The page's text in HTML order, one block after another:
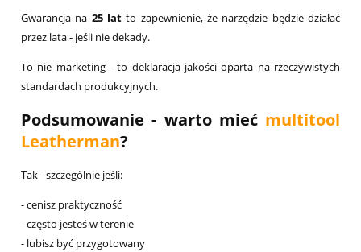
Gwarancja na 25 lat to zapewnienie, że narzędzie będzie działać
przez lata - jeśli nie dekady.
To nie marketing - to deklaracja jakości oparta na rzeczywistych
standardach produkcyjnych.
Podsumowanie - warto mieć multitool
Leatherman?
Tak - szczególnie jeśli:
- cenisz praktyczność
- często jesteś w terenie
- lubisz być przygotowany